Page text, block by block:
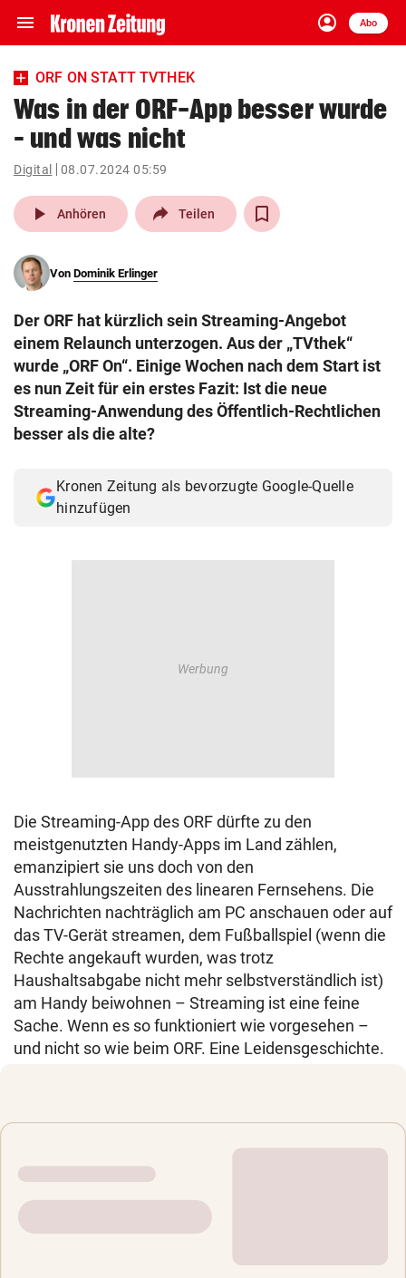
menu Navigation
ein-/ausklappen
account_circle
Anmelden
Abo
close Schließen
account_circle Anmelden
pin_drop
Wien arrow_right
search
eingeben
© Krone Multimedia GmbH & Co KG 2026
Muthgasse 2, 1190 Wien
ORF ON STATT TVTHEK
Was in der ORF-App besser wurde
– und was nicht
Digital 08.07.2024 05:59
play_arrow Anhören Teilen
Von Dominik Erlinger
Der ORF hat kürzlich sein Streaming-Angebot
einem Relaunch unterzogen. Aus der „TVthek“
wurde „ORF On“. Einige Wochen nach dem Start ist
es nun Zeit für ein erstes Fazit: Ist die neue
Streaming-Anwendung des Öffentlich-Rechtlichen
besser als die alte?
Kronen Zeitung als bevorzugte Google-Quelle
hinzufügen
Die Streaming-App des ORF dürfte zu den
meistgenutzten Handy-Apps im Land zählen,
emanzipiert sie uns doch von den
Ausstrahlungszeiten des linearen Fernsehens. Die
Nachrichten nachträglich am PC anschauen oder auf
das TV-Gerät streamen, dem Fußballspiel (wenn die
Rechte angekauft wurden, was trotz
Haushaltsabgabe nicht mehr selbstverständlich ist)
am Handy beiwohnen – Streaming ist eine feine
Sache. Wenn es so funktioniert wie vorgesehen –
und nicht so wie beim ORF. Eine Leidensgeschichte.